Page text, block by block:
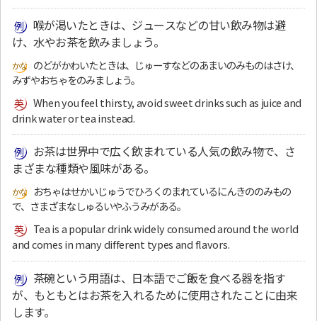
喉が渇いたときは、ジュースなどの甘い飲み物は避
け、水やお茶を飲みましょう。
のどがかわいたときは、じゅーすなどのあまいのみものはさけ、
みずやおちゃをのみましょう。
When you feel thirsty, avoid sweet drinks such as juice and
drink water or tea instead.
お茶は世界中で広く飲まれている人気の飲み物で、さ
まざまな種類や風味がある。
おちゃはせかいじゅうでひろくのまれているにんきののみもの
で、さまざまなしゅるいやふうみがある。
Tea is a popular drink widely consumed around the world
and comes in many different types and flavors.
茶碗という用語は、日本語でご飯を食べる器を指す
が、もともとはお茶を入れるために使用されたことに由来
します。